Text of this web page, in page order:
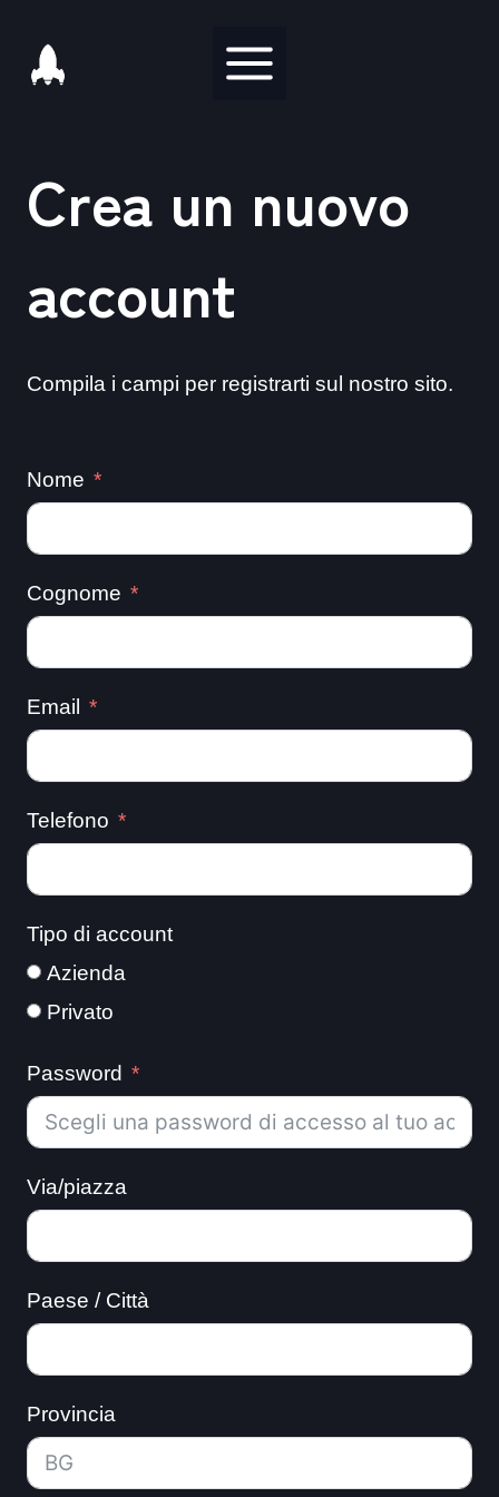
contenuto
Crea un nuovo
account
Compila i campi per registrarti sul nostro sito.
Nome
Cognome
Email
Telefono
Tipo di account
Azienda
Privato
Password
Via/piazza
Paese / Città
Provincia